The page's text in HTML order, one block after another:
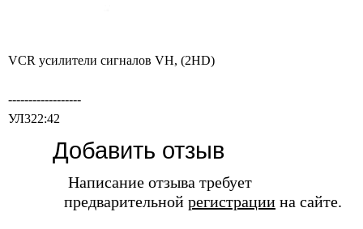
VCR усилители сигналов VH, (2HD)
------------------
УЛ322:42
Добавить отзыв
Написание отзыва требует
предварительной регистрации на сайте.